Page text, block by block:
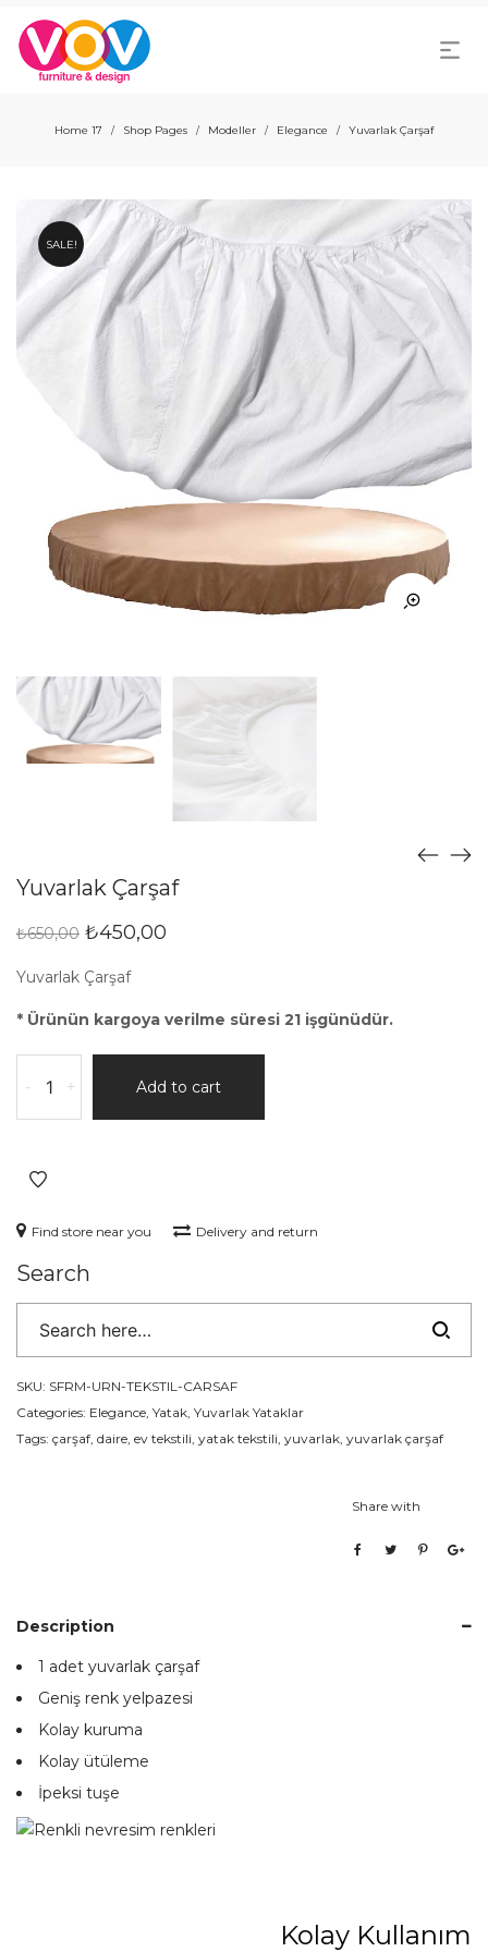
Home 17 / Shop Pages / Modeller / Elegance / Yuvarlak Çarşaf
SALE!
Yuvarlak Çarşaf
₺650,00 ₺450,00
Yuvarlak Çarşaf
* Ürünün kargoya verilme süresi 21 işgünüdür.
- + Add to cart
Find store near you Delivery and return
Search
SKU: SFRM-URN-TEKSTIL-CARSAF
Categories: Elegance Yatak Yuvarlak Yataklar
Tags: çarşaf daire ev tekstili yatak tekstili yuvarlak yuvarlak çarşaf
Share with
Description
1 adet yuvarlak çarşaf
Geniş renk yelpazesi
Kolay kuruma
Kolay ütüleme
İpeksi tuşe
Kolay Kullanım